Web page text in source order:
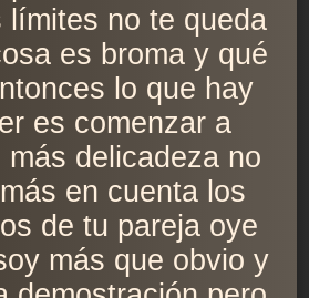
límites no te queda
es broma y qué
lo que hay
es comenzar a
más delicadeza no
en cuenta los
de tu pareja oye
más que obvio y